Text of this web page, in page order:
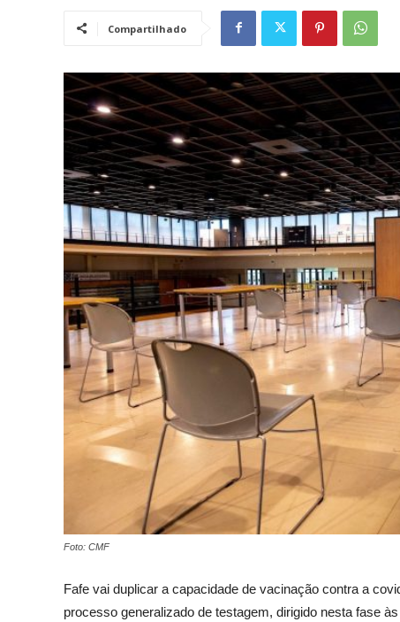
Compartilhado
Foto: CMF
Fafe vai duplicar a capacidade de vacinação contra a
processo generalizado de testagem, dirigido nesta fase